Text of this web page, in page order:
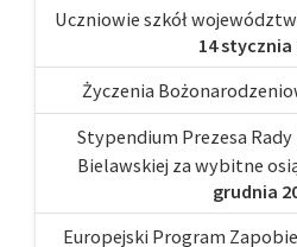
Uczniowie szkół
14 stycznia
Życzenia
Stypendium Prezesa
Bielawskiej za wybitne
grudnia
Europejski Program